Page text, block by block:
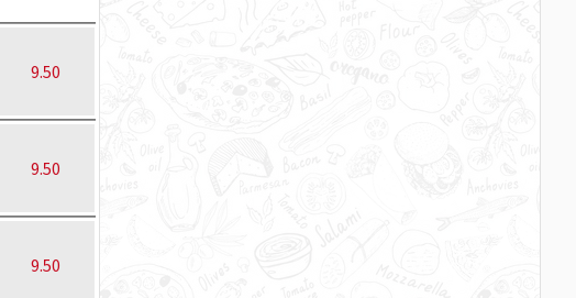
9.50
9.50
9.50